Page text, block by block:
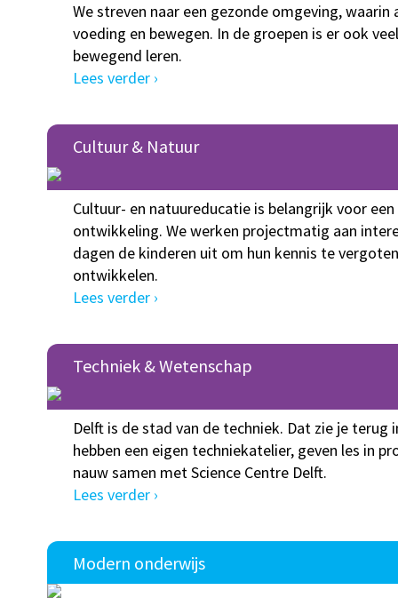
We streven naar een gezonde omgeving,
voeding en bewegen. In de groepen is er ook
bewegend leren.
Lees verder ›
Cultuur & Natuur
Cultuur- en natuureducatie is belangrijk voor
ontwikkeling. We werken projectmatig aan
dagen de kinderen uit om hun kennis te
ontwikkelen.
Lees verder ›
Techniek & Wetenschap
Delft is de stad van de techniek. Dat zie je terug
hebben een eigen techniekatelier, geven les in
nauw samen met Science Centre Delft.
Lees verder ›
Modern onderwijs